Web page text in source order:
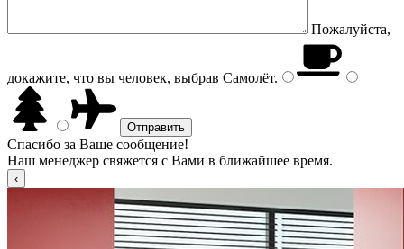
Пожалуйста,
докажите, что вы человек, выбрав Самолёт.
Спасибо за Ваше сообщение!
Наш менеджер свяжется с Вами в ближайшее время.